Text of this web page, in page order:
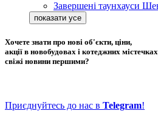
Завершені таунхауси
Хочете знати про нові об'єкти, ціни,
акції в новобудовах і котеджних
свіжі новини першими?
Приєднуйтесь до нас в Telegram!